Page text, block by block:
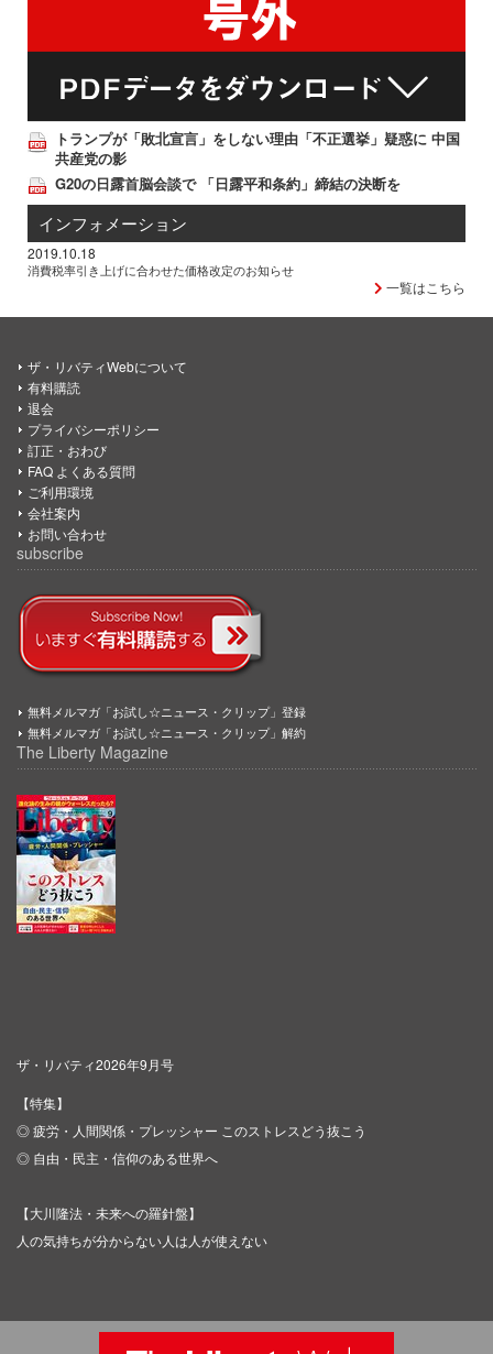
トランプが「敗北宣言」をしない理由「不正選挙」疑惑に 中国
共産党の影
G20の日露首脳会談で 「日露平和条約」締結の決断を
インフォメーション
2019.10.18
消費税率引き上げに合わせた価格改定のお知らせ
一覧はこちら
ザ・リバティWebについて
有料購読
退会
プライバシーポリシー
訂正・おわび
FAQ よくある質問
ご利用環境
会社案内
お問い合わせ
subscribe
無料メルマガ「お試し☆ニュース・クリップ」登録
無料メルマガ「お試し☆ニュース・クリップ」解約
The Liberty Magazine
ザ・リバティ2026年9月号
【特集】
◎ 疲労・人間関係・プレッシャー このストレスどう抜こう
◎ 自由・民主・信仰のある世界へ
【大川隆法・未来への羅針盤】
人の気持ちが分からない人は人が使えない